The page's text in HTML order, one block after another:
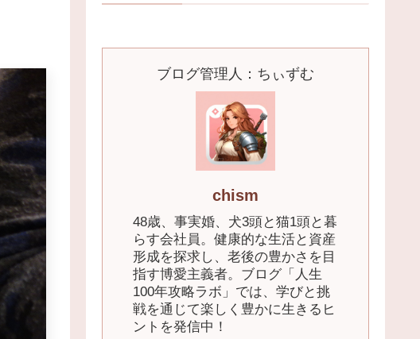
ブログ管理人：ちぃずむ
chism
48歳、事実婚、犬3頭と猫1頭と暮
らす会社員。健康的な生活と資産
形成を探求し、老後の豊かさを目
指す博愛主義者。ブログ「人生
100年攻略ラボ」では、学びと挑
戦を通じて楽しく豊かに生きるヒ
ントを発信中！